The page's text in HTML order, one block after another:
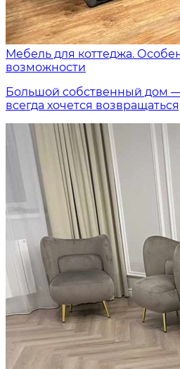
Мебель для коттеджа.
возможности
Большой собственный дом —
всегда хочется